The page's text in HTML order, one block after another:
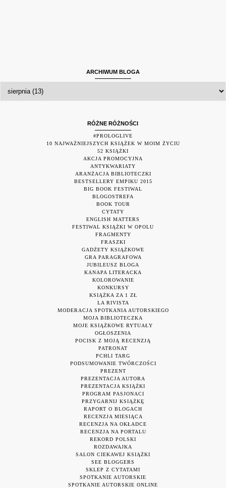
ARCHIWUM BLOGA
RÓŻNE RÓŻNOŚCI
#PROLOGLIVE
10 NAJWAŻNIEJSZYCH KSIĄŻEK W MOIM ŻYCIU
52 KSIĄŻKI
AKCJA PROMOCYJNA
ANTYKWARIATY
ARANŻACJA BIBLIOTECZKI
BESTSELLERY EMPIKU 2015
BIG BOOK FESTIWAL
BLOGOSTREFA
BOOK TOUR
CYTATY
ENGLISH MATTERS
FESTIWAL KSIĄŻKI W OPOLU
FRAGMENTY
FRASZKI
GADŻETY KSIĄŻKOWE
GRA PARAGRAFOWA
JUBILEUSZ BLOGA
KANAPA LITERACKA
KOLOROWANIE
KONKURSY
KSIĄŻKA ZA 1 ZŁ
LA RIVISTA
MODERACJA SPOTKANIA AUTORSKIEGO
MOJA BIBLIOTECZKA
MOJE KSIĄŻKOWE RYTUAŁY
OGŁOSZENIA
POCISK Z MOJĄ RECENZJĄ
PATRONAT
PCHLI TARG
PODSUMOWANIE TWÓRCZOŚCI
PREZENT
PREZENTACJA AUTORA
PREZENTACJA KSIĄŻKI
PROGRAM PASJONACI
PRZYGARNIJ KSIĄŻKĘ
RAPORT O BLOGACH
RECENZJA MIESIĄCA
RECENZJA NA OKŁADCE
RECENZJA NA PORTALU
REKORD POLSKI
ROZDAWAJKA
SALON CIEKAWEJ KSIĄŻKI
SEE BLOGGERS
SKLEP Z CYTATAMI
SPOTKANIE AUTORSKIE
SPOTKANIE AUTORSKIE ONLINE